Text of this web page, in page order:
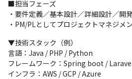
■担当フェーズ
・要件定義／基本設計／詳細設計／開
・PM/PLとしてプロジェクトマネジメ
▼技術スタック（例）
言語：Java / PHP / Python
フレームワーク：Spring boot /
インフラ：AWS / GCP / Azure